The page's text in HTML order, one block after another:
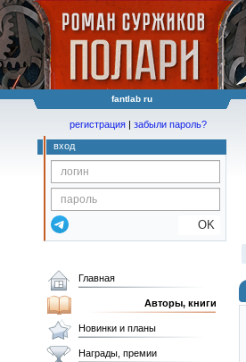
fantlab ru
регистрация | забыли пароль?
вход
OK
Главная
Авторы, книги
Новинки и планы
Награды, премии